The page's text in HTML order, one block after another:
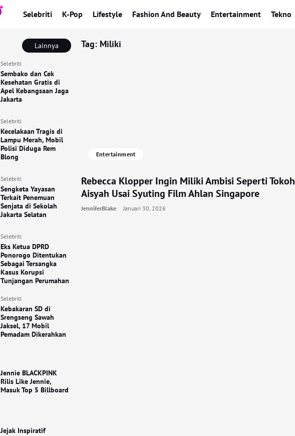
Selebriti K-Pop Lifestyle Fashion And Beauty Entertainment Tekno
Lainnya
Selebriti
Sembako dan Cek
Kesehatan Gratis di
Apel Kebangsaan Jaga
Jakarta
Selebriti
Kecelakaan Tragis di
Lampu Merah, Mobil
Polisi Diduga Rem
Blong
Selebriti
Sengketa Yayasan
Terkait Penemuan
Senjata di Sekolah
Jakarta Selatan
Selebriti
Eks Ketua DPRD
Ponorogo Ditentukan
Sebagai Tersangka
Kasus Korupsi
Tunjangan Perumahan
Selebriti
Kebakaran SD di
Srengseng Sawah
Jaksel, 17 Mobil
Pemadam Dikerahkan
Jennie BLACKPINK
Rilis Like Jennie,
Masuk Top 5 Billboard
Jejak Inspiratif
Tag: Miliki
Entertainment
Rebecca Klopper Ingin Miliki Ambisi Seperti Tokoh
Aisyah Usai Syuting Film Ahlan Singapore
JenniferBlake Januari 30, 2026